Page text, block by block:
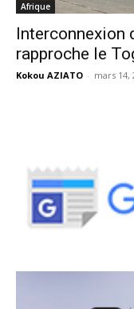
Afrique
Interconnexion
rapproche le
Kokou AZIATO - mars 14,